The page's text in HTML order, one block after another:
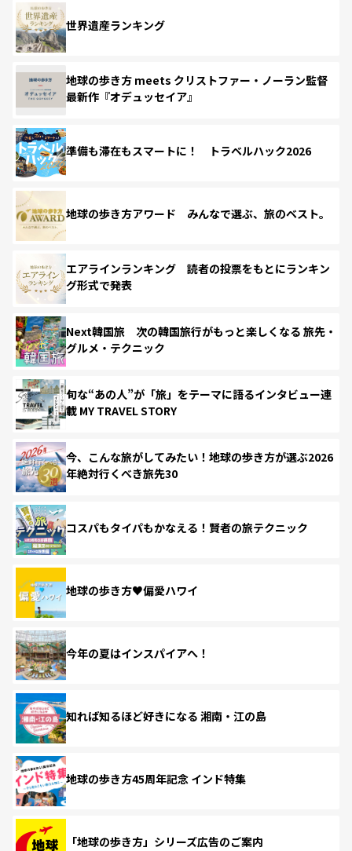
世界遺産ランキング
地球の歩き方 meets クリストファー・ノーラン監督
最新作『オデュッセイア』
準備も滞在もスマートに！ トラベルハック2026
地球の歩き方アワード みんなで選ぶ、旅のベスト。
エアラインランキング 読者の投票をもとにランキン
グ形式で発表
Next韓国旅 次の韓国旅行がもっと楽しくなる 旅先・
グルメ・テクニック
旬な“あの人”が「旅」をテーマに語るインタビュー連
載 MY TRAVEL STORY
今、こんな旅がしてみたい！地球の歩き方が選ぶ2026
年絶対行くべき旅先30
コスパもタイパもかなえる！賢者の旅テクニック
地球の歩き方♥偏愛ハワイ
今年の夏はインスパイアへ！
知れば知るほど好きになる 湘南・江の島
地球の歩き方45周年記念 インド特集
「地球の歩き方」シリーズ広告のご案内